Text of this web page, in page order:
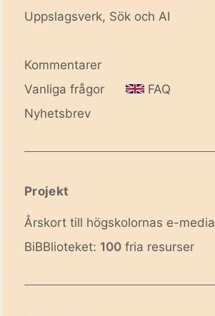
Uppslagsverk, Sök och AI
Kommentarer
Vanliga frågor
FAQ
Nyhetsbrev
Projekt
Årskort till högskolornas e-media
BiBBlioteket: 100 fria resurser